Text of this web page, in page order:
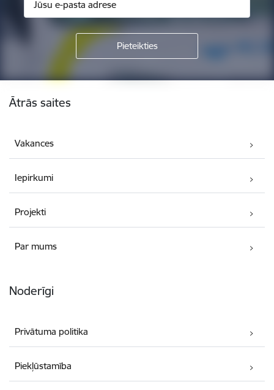
Ātrās saites
Vakances
Iepirkumi
Projekti
Par mums
Noderīgi
Privātuma politika
Piekļūstamība